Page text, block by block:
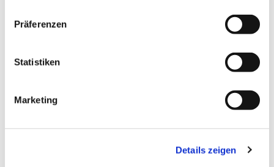
Präferenzen
Statistiken
Marketing
Details zeigen
Pfarrei Hl. Johannes XXIII.
Glaube